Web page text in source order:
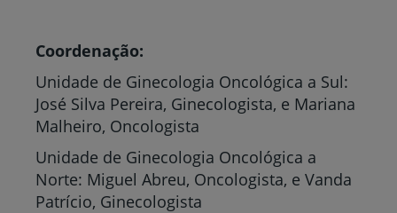
Coordenação:
Unidade de Ginecologia Oncológica a Sul:
José Silva Pereira, Ginecologista, e Mariana
Malheiro, Oncologista
Unidade de Ginecologia Oncológica a
Norte: Miguel Abreu, Oncologista, e Vanda
Patrício, Ginecologista